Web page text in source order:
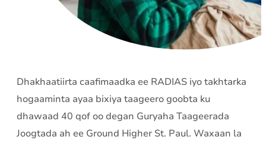
Dhakhaatiirta caafimaadka ee RADIAS iyo takhtarka
hogaaminta ayaa bixiya taageero goobta ku
dhawaad ​​40 qof oo degan Guryaha Taageerada
Joogtada ah ee Ground Higher St. Paul. Waxaan la